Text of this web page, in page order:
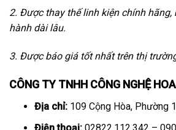
2. Được thay thế linh kiện chính hãng,
hành dài lâu.
3. Được báo giá tốt nhất trên thị
CÔNG TY TNHH CÔNG NGHỆ
Địa chỉ:109 Cộng Hòa, Phường